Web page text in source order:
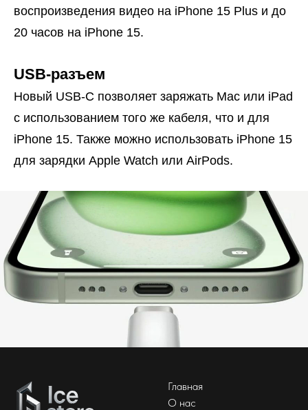
воспроизведения видео на iPhone 15 Plus и до
20 часов на iPhone 15.
USB-разъем
Новый USB-C позволяет заряжать Mac или iPad
с использованием того же кабеля, что и для
iPhone 15. Также можно использовать iPhone 15
для зарядки Apple Watch или AirPods.
Главная
О нас